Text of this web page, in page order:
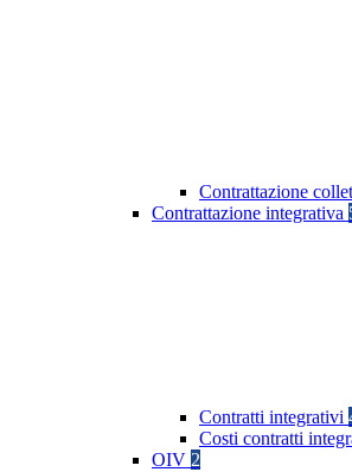
Contrattazione
Contrattazione integrativa
Contratti integrativi
Costi contratti
OIV 2